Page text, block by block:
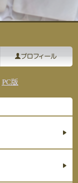
PC版